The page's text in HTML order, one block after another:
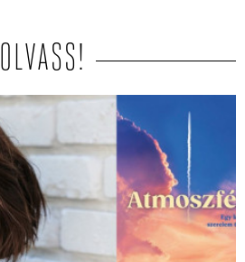
OLVASS!